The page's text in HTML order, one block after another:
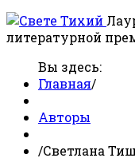
литературной
Вы здесь:
Главная/
Авторы
/Светлана